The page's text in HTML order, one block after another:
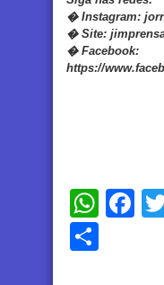
�Instagram:
�Site:
�Facebook:
https://